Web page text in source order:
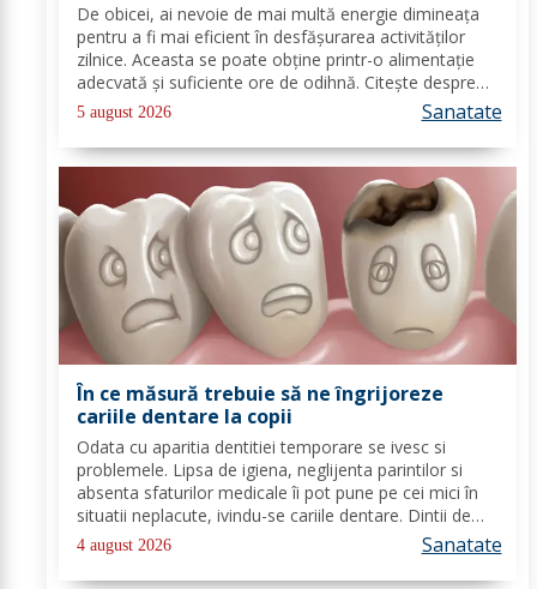
De obicei, ai nevoie de mai multă energie dimineața
pentru a fi mai eficient în desfășurarea activităților
zilnice. Aceasta se poate obține printr-o alimentație
adecvată și suficiente ore de odihnă. Citește despre
băuturile care pot oferi energie dimineața. În general,
oamenii aleg să bea cafea...
5 august 2026 Sanatate
În ce măsură trebuie să ne îngrijoreze
cariile dentare la copii
Odata cu aparitia dentitiei temporare se ivesc si
problemele. Lipsa de igiena, neglijenta parintilor si
absenta sfaturilor medicale îi pot pune pe cei mici în
situatii neplacute, ivindu-se cariile dentare. Dintii de
lapte se pot caria asemenea celor permanenti,
diferenta mare este ca structura...
4 august 2026 Sanatate